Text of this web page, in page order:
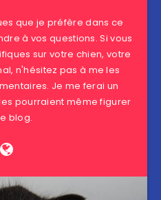
que je préfère dans ce
à vos questions. Si vous
sur votre chien, votre
n'hésitez pas à me les
Je me ferai un
pourraient même figurer
blog.